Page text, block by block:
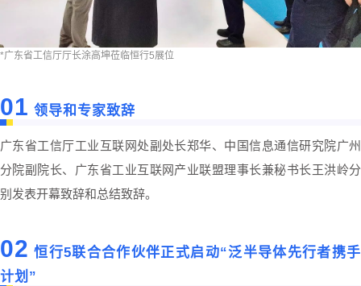
*广东省工信厅厅长涂高坤莅临恒行5展位
01 领导和专家致辞
广东省工信厅工业互联网处副处长郑华、中国信息通信研究院广州
分院副院长、广东省工业互联网产业联盟理事长兼秘书长王洪岭分
别发表开幕致辞和总结致辞。
02 恒行5联合合作伙伴正式启动“泛半导体先行者携手
计划”